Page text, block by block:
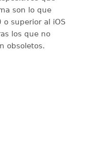
son lo que
superior al iOS
los que no
obsoletos.